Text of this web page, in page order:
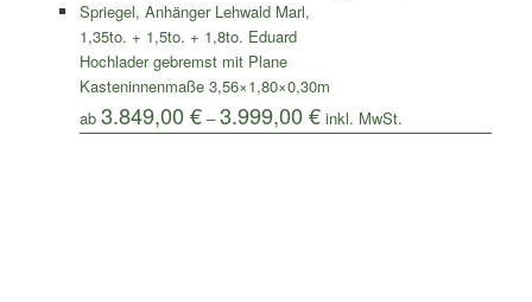
1,35to. + 1,5to. + 1,8to. Eduard
Hochlader gebremst mit Plane
Kasteninnenmaße 3,56×1,80×0,30m
ab 3.849,00€–3.999,00€